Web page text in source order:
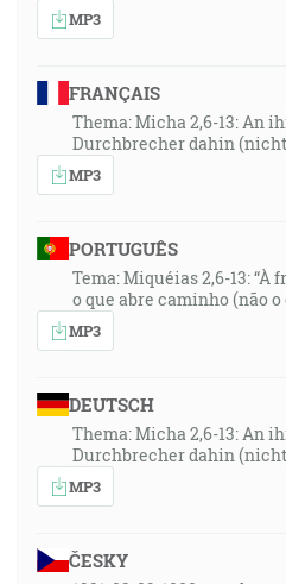
MP3
FRANÇAIS
Thema: Micha 2,6-13: An
Durchbrecher dahin
MP3
PORTUGUÊS
Tema: Miquéias 2,6-13: “À
o que abre caminho (não
MP3
DEUTSCH
Thema: Micha 2,6-13: An
Durchbrecher dahin
MP3
ČESKY